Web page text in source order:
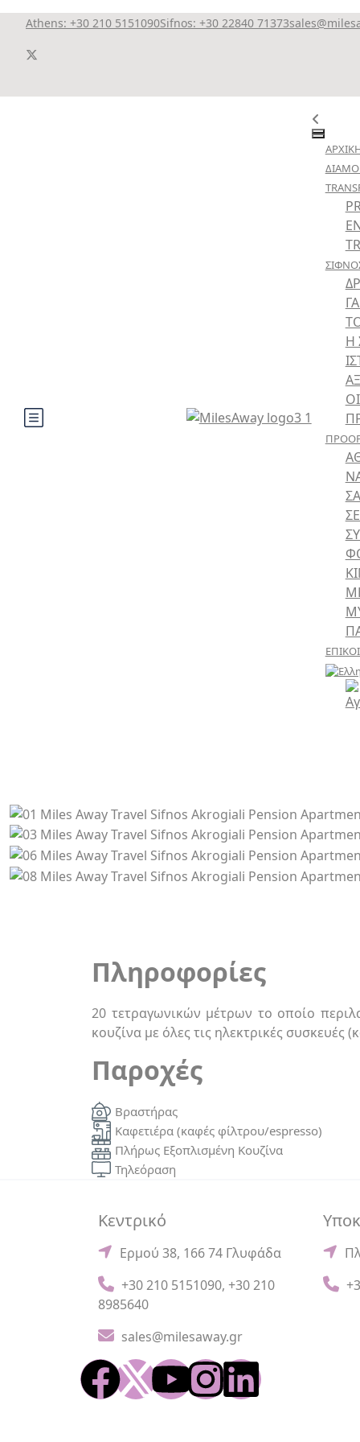
Athens: +30 210 5151090Sifnos: +30 22840 71373
Η
Πληροφορίες
20 τετραγωνικών μέτρων το οποίο
κουζίνα με όλες τις ηλεκτρικές συσκευές
Παροχές
Βραστήρας
Καφετιέρα (καφές φίλτρου/espresso)
Πλήρως Εξοπλισμένη Κουζίνα
Τηλεόραση
Κεντρικό
Ερμού 38, 166 74 Γλυφάδα
+30 210 5151090, +30 210
8985640
sales@milesaway.gr